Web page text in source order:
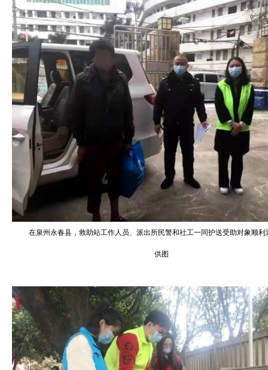
在泉州永春县，救助站工作人员、派出所民警和社工一同护送受助对象顺利
供图